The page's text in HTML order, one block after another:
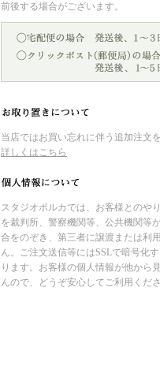
前後する場合がございます。
当店ではお買い忘れに伴う追加注文
詳しくはこちら
スタジオポルカでは、お客様とのや
を裁判所、警察機関等、公共機関等
合をのぞき、第三者に譲渡または利
ん。ご注文送信等にはSSLで暗号化
ります。お客様の個人情報が他から
んので、どうぞ安心してご利用くださ